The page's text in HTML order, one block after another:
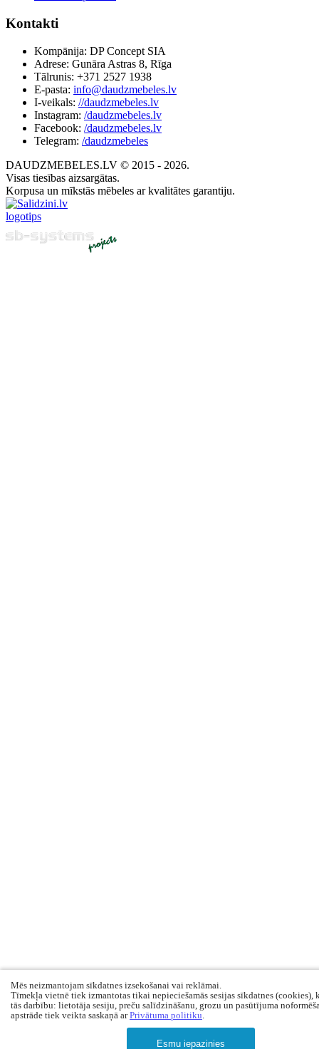
Kontakti
Kompānija: DP Concept SIA
Adrese: Gunāra Astras 8, Rīga
Tālrunis: +371 2527 1938
E-pasta: info@daudzmebeles.lv
I-veikals: //daudzmebeles.lv
Instagram: /daudzmebeles.lv
Facebook: /daudzmebeles.lv
Telegram: /daudzmebeles
DAUDZMEBELES.LV © 2015 - 2026.
Visas tiesības aizsargātas.
Korpusa un mīkstās mēbeles ar kvalitātes garantiju.
Mēs neizmantojam sīkdatnes izsekošanai vai reklāmai.
Tīmekļa vietnē tiek izmantotas tikai nepieciešamās sesijas sīkdatnes (cookies),
tās darbību: lietotāja sesiju, preču salīdzināšanu, grozu un pasūtījuma
apstrāde tiek veikta saskaņā arPrivātuma politiku.
Esmu iepazinies